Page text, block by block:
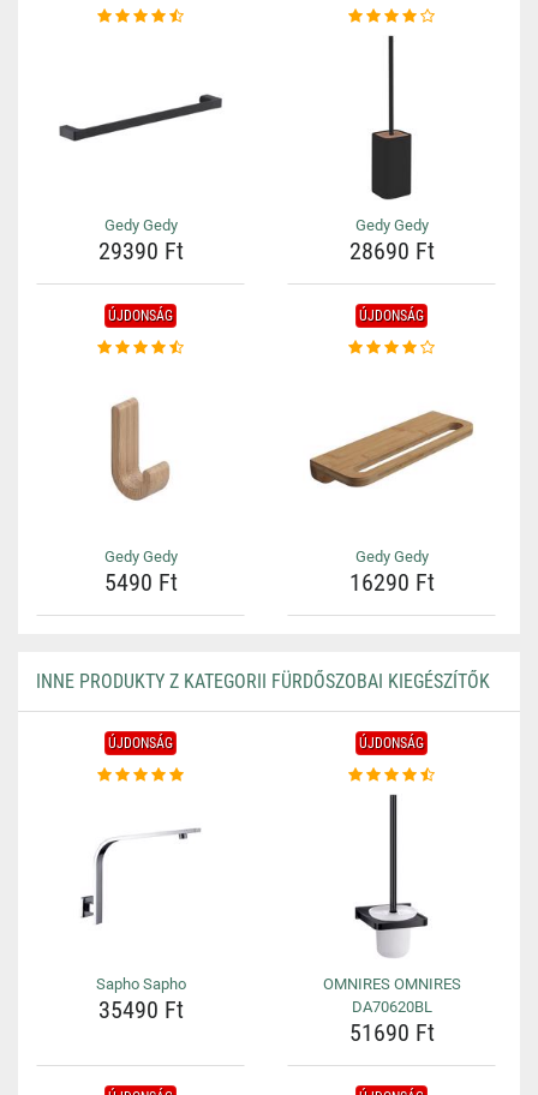
Gedy Gedy
29390 Ft
Gedy Gedy
28690 Ft
ÚJDONSÁG
Gedy Gedy
5490 Ft
ÚJDONSÁG
Gedy Gedy
16290 Ft
INNE PRODUKTY Z KATEGORII FÜRDŐSZOBAI KIEGÉSZÍTŐK
ÚJDONSÁG
Sapho Sapho
35490 Ft
ÚJDONSÁG
OMNIRES OMNIRES
DA70620BL
51690 Ft